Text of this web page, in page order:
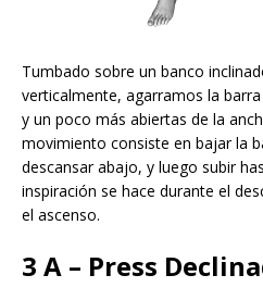
Tumbado sobre un banco
verticalmente, agarramos la
y un poco más abiertas de la
movimiento consiste en bajar la
descansar abajo, y luego subir
inspiración se hace durante el
el ascenso.
3 A – Press